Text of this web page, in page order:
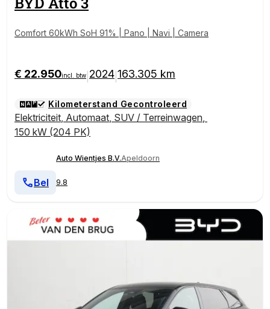
Comfort 60kWh SoH 91% | Pano | Navi | Camera
€ 22.950incl. btw 2024 163.305 km
Kilometerstand Gecontroleerd
Elektriciteit, Automaat, SUV / Terreinwagen,
150 kW (204 PK)
Auto Wientjes B.V.Apeldoorn
9.8
Bel